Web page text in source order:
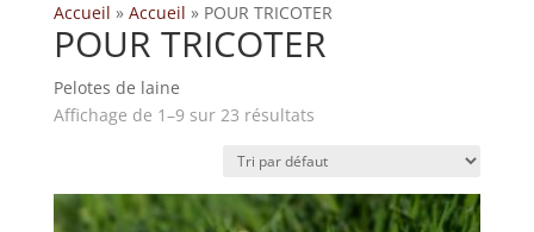
Accueil » Accueil » POUR TRICOTER
POUR TRICOTER
Pelotes de laine
Affichage de 1–9 sur 23 résultats